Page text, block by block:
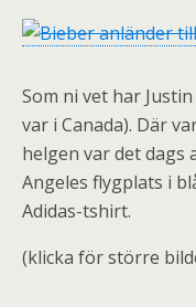
Som ni vet har
var i Canada). Där
helgen var det dags
Angeles flygplats i
Adidas-tshirt.
(klicka för större